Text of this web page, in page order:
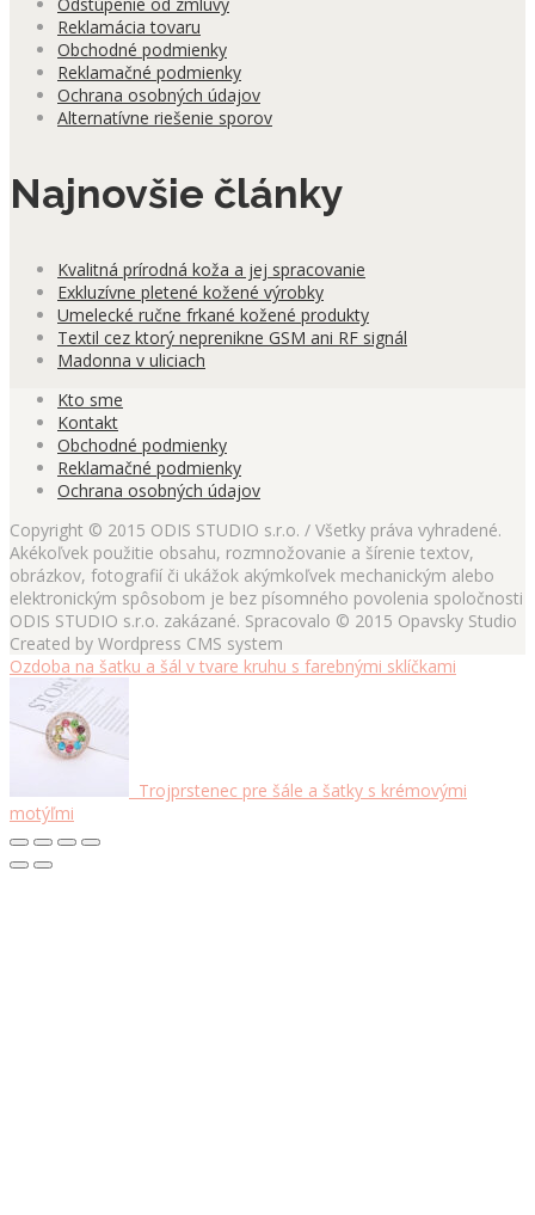
Reklamácia tovaru
Obchodné podmienky
Reklamačné podmienky
Ochrana osobných údajov
Alternatívne riešenie sporov
Najnovšie články
Kvalitná prírodná koža a jej spracovanie
Exkluzívne pletené kožené výrobky
Umelecké ručne frkané kožené produkty
Textil cez ktorý neprenikne GSM ani RF signál
Madonna v uliciach
Kto sme
Kontakt
Obchodné podmienky
Reklamačné podmienky
Ochrana osobných údajov
Copyright © 2015 ODIS STUDIO s.r.o. / Všetky práva vyhradené.
Akékoľvek použitie obsahu, rozmnožovanie a šírenie textov,
obrázkov, fotografií či ukážok akýmkoľvek mechanickým alebo
elektronickým spôsobom je bez písomného povolenia spoločnosti
ODIS STUDIO s.r.o. zakázané. Spracovalo © 2015 Opavsky Studio
Created by Wordpress CMS system
Ozdoba na šatku a šál v tvare kruhu s farebnými sklíčkami
Trojprstenec pre šále a šatky s krémovými
motýľmi